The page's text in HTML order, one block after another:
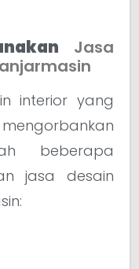
Jasa
interior yang
beberapa
jasa desain